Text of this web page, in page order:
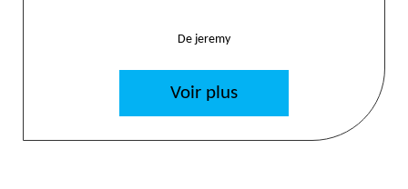
De jeremy
Voir plus